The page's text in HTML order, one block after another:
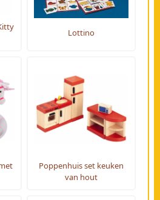
Lottino
Poppenhuis set keuken
van hout